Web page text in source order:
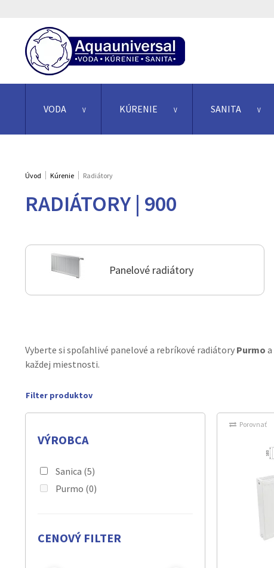
VODA KÚRENIE SANITA
Úvod Kúrenie Radiátory
RADIÁTORY | 900
Panelové radiátory
Vyberte si spoľahlivé panelové a rebríkové radiátory Purmo a
každej miestnosti.
VÝROBCA
Sanica (5)
Purmo (0)
CENOVÝ FILTER
Porovnať